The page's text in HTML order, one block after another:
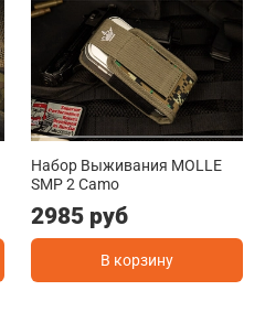
Набор Выживания MOLLE
SMP 2 Camo
2985 руб
В корзину